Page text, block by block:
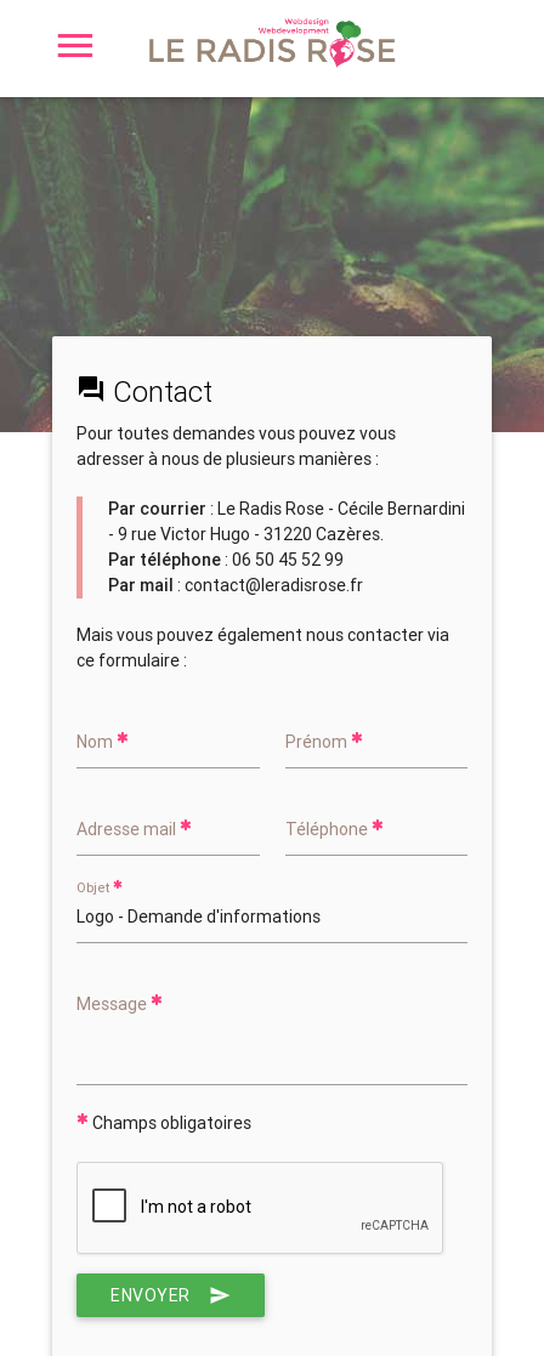
Contact
Pour toutes demandes vous pouvez vous
adresser à nous de plusieurs manières :
Par courrier : Le Radis Rose - Cécile Bernardini
- 9 rue Victor Hugo - 31220 Cazères.
Par téléphone: 06 50 45 52 99
Par mail : contact@leradisrose.fr
Mais vous pouvez également nous contacter via
ce formulaire :
Nom Prénom
Adresse mail Téléphone
Objet
Message
Champs obligatoires
ENVOYER